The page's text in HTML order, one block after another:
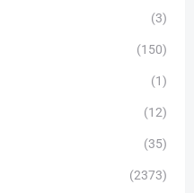
(3)
(150)
(1)
(12)
(35)
(2373)